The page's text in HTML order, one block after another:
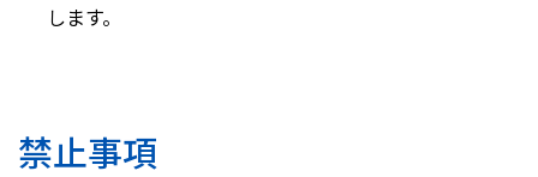
します。
禁止事項